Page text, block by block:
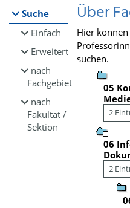
Suche
Einfach
Erweitert
nach
Fachgebiet
nach
Fakultät /
Sektion
Über
Hier
suchen.
05
2
06
2